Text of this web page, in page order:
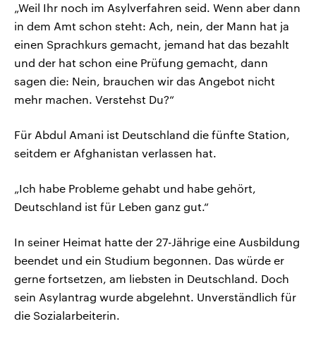
„Weil Ihr noch im Asylverfahren seid. Wenn aber dann
in dem Amt schon steht: Ach, nein, der Mann hat ja
einen Sprachkurs gemacht, jemand hat das bezahlt
und der hat schon eine Prüfung gemacht, dann
sagen die: Nein, brauchen wir das Angebot nicht
mehr machen. Verstehst Du?“
Für Abdul Amani ist Deutschland die fünfte Station,
seitdem er Afghanistan verlassen hat.
„Ich habe Probleme gehabt und habe gehört,
Deutschland ist für Leben ganz gut.“
In seiner Heimat hatte der 27-Jährige eine Ausbildung
beendet und ein Studium begonnen. Das würde er
gerne fortsetzen, am liebsten in Deutschland. Doch
sein Asylantrag wurde abgelehnt. Unverständlich für
die Sozialarbeiterin.